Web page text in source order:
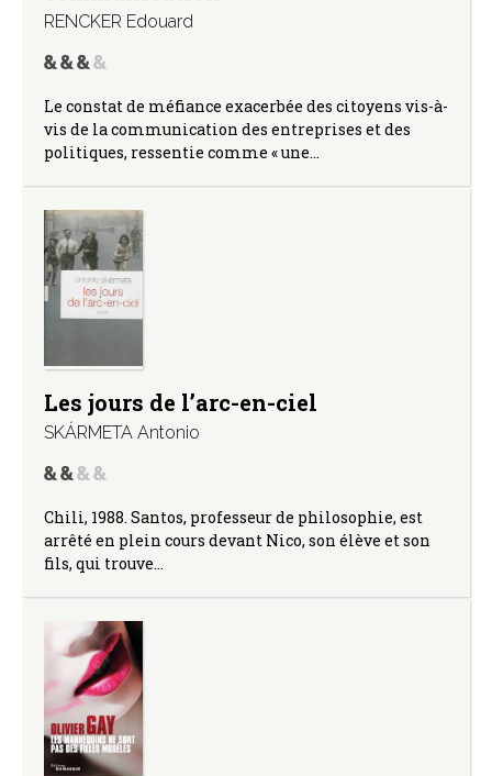
RENCKER Edouard
Le constat de méfiance exacerbée des citoyens vis-à-
vis de la communication des entreprises et des
politiques, ressentie comme « une…
Les jours de l’arc-en-ciel
SKÁRMETA Antonio
Chili, 1988. Santos, professeur de philosophie, est
arrêté en plein cours devant Nico, son élève et son
fils, qui trouve…